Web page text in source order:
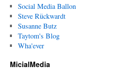
Social Media Ballon
Steve Rückwardt
Susanne Butz
Taytom's Blog
Wha'ever
MicialMedia